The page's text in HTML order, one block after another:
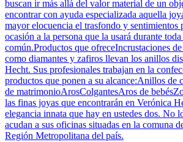
buscan ir más allá del valor material de un
encontrar con ayuda especializada aquella
mayor elocuencia el trasfondo y sentimientos
ocasión a la persona que la usará durante
común.Productos que ofreceIncrustaciones
como diamantes y zafiros llevan los anillos
Hecht. Sus profesionales trabajan en la
productos que ponen a su alcance:Anillos de
de matrimonioArosColgantesAros de
las finas joyas que encontrarán en Verónica
elegancia innata que hay en ustedes dos. No
acudan a sus oficinas situadas en la comuna
Región Metropolitana del país.